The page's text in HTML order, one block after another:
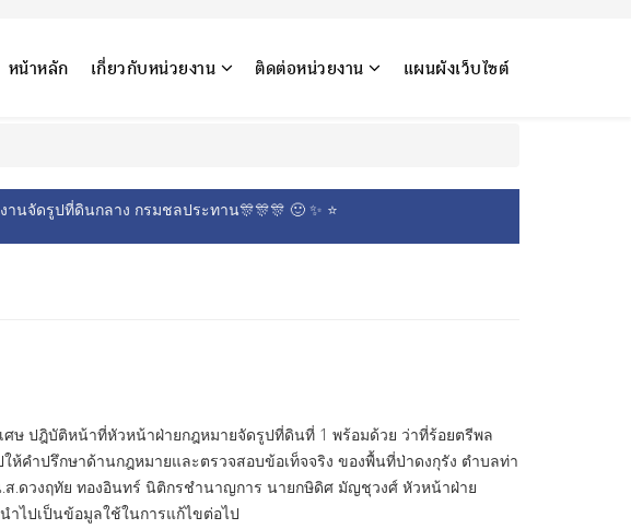
หน้าหลัก เกี่ยวกับหน่วยงาน ติดต่อหน่วยงาน แผนผังเว็บไซต์
นกลาง กรมชลประทาน🎊🎊🎊 🙂 ✨ ⭐
ษ ปฎิบัติหน้าที่หัวหน้าฝ่ายกฎหมายจัดรูปที่ดินที่ 1 พร้อมด้วย ว่าที่ร้อยตรีพล
ำปรึกษาด้านกฎหมายและตรวจสอบข้อเท็จจริง ของพื้นที่ป่าดงกุรัง ตำบลท่า
ส.ดวงฤทัย ทองอินทร์ นิติกรชำนาญการ นายกษิดิศ มัญชุวงศ์ หัวหน้าฝ่าย
ำไปเป็นข้อมูลใช้ในการแก้ไขต่อไป